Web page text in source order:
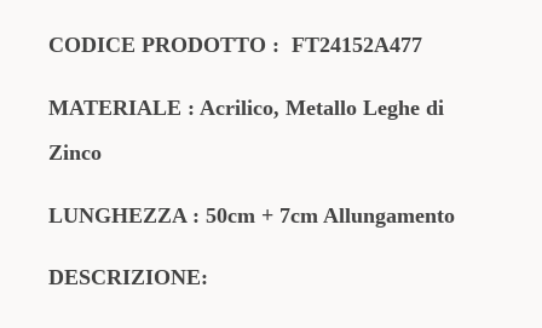
CODICE PRODOTTO : FT24152A477
MATERIALE : Acrilico, Metallo Leghe di
Zinco
LUNGHEZZA : 50cm + 7cm Allungamento
DESCRIZIONE: